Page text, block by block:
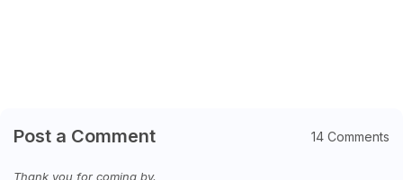
Post a Comment 14 Comments
Thank you for coming by.